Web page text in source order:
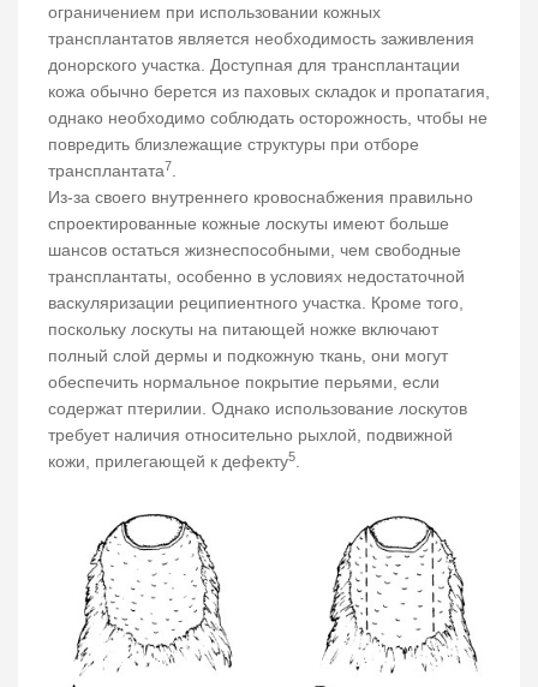
ограничением при использовании кожных
трансплантатов является необходимость заживления
донорского участка. Доступная для трансплантации
кожа обычно берется из паховых складок и пропатагия,
однако необходимо соблюдать осторожность, чтобы не
повредить близлежащие структуры при отборе
трансплантата7
Из-за своего внутреннего кровоснабжения правильно
спроектированные кожные лоскуты имеют больше
шансов остаться жизнеспособными, чем свободные
трансплантаты, особенно в условиях недостаточной
васкуляризации реципиентного участка. Кроме того,
поскольку лоскуты на питающей ножке включают
полный слой дермы и подкожную ткань, они могут
обеспечить нормальное покрытие перьями, если
содержат птерилии. Однако использование лоскутов
требует наличия относительно рыхлой, подвижной
кожи, прилегающей к дефекту5